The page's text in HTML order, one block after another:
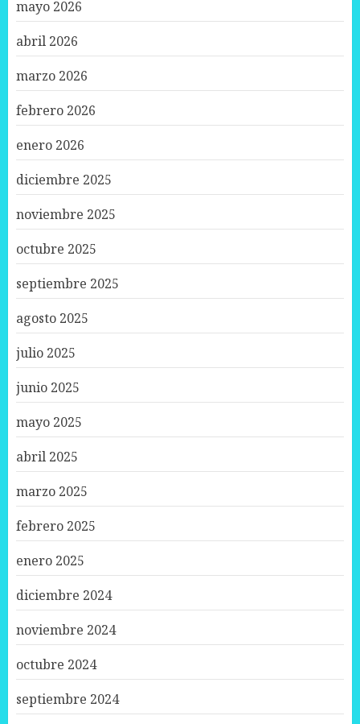
mayo 2026
abril 2026
marzo 2026
febrero 2026
enero 2026
diciembre 2025
noviembre 2025
octubre 2025
septiembre 2025
agosto 2025
julio 2025
junio 2025
mayo 2025
abril 2025
marzo 2025
febrero 2025
enero 2025
diciembre 2024
noviembre 2024
octubre 2024
septiembre 2024